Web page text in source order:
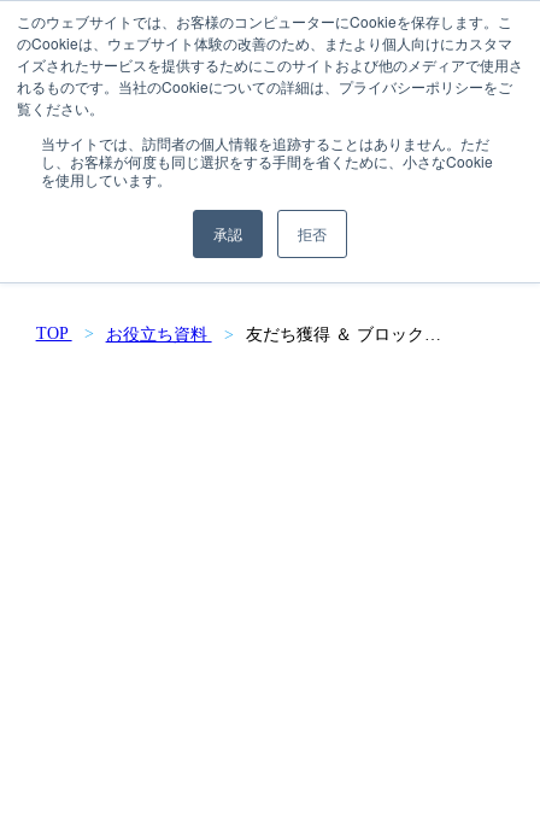
このウェブサイトでは、お客様のコンピューターにCookieを保存します。こ
のCookieは、ウェブサイト体験の改善のため、またより個人向けにカスタマ
イズされたサービスを提供するためにこのサイトおよび他のメディアで使用さ
れるものです。当社のCookieについての詳細は、プライバシーポリシーをご
覧ください。
当サイトでは、訪問者の個人情報を追跡することはありません。ただ
し、お客様が何度も同じ選択をする手間を省くために、小さなCookie
を使用しています。
承認 拒否
DOWNLOAD
TOP お役立ち資料
友だち獲得 ＆ ブロック防